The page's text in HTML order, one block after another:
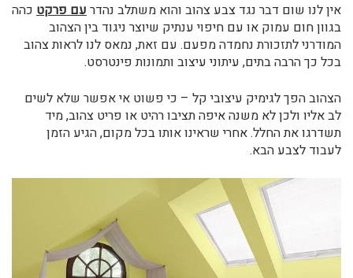
אין לנו שום דבר נגד צבע צהוב והוא משתלב נהדרעם פרקט כהה
בגוון חום עמוק או עם חיפוי ענתיק שיוצר ניגוד בין הצהוב
המודרני לתזכורת נחמדה מפעם. עם זאת, נמאס לנו לראות צהוב
בכל כך הרבה בתים, עיתוני עיצוב ותמונות פינטרסט.
הצהוב הפך לגימיק עיצובי קל – כי פשוט אי אפשר שלא לשים
לב אליו ולכן לא משנה איפה תציבו רהיט או פריט צהוב, מיד
תשדרגו את החלל. אחרי שראינו אותו בכל מקום, הגיע הזמן
לעבוד לצבע הבא.